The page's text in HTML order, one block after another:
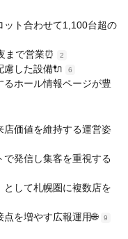
ット合わせて1,100台超の
まで営業⏰ 2
慮した設備🔌 6
ホール情報ページが豊
店価値を維持する運営姿
で発信し集客を重視する
して札幌圏に複数店を
を増やす広報運用🌐
9